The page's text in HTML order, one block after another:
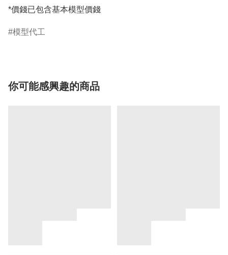
*價錢已包含基本模型價錢
模型代工
你可能感興趣的商品